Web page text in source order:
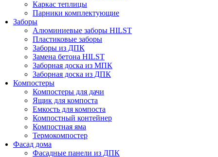
Каркас теплицы
Парники комплектующие
Заборы
Алюминиевые заборы HILST
Пластиковые заборы
Заборы из ДПК
Замена бетона HILST
Заборная доска из МПК
Заборная доска из ДПК
Компостеры
Компостеры для дачи
Ящик для компоста
Емкость для компоста
Компостный контейнер
Компостная яма
Термокомпостер
Фасад дома
Фасадные панели из ДПК